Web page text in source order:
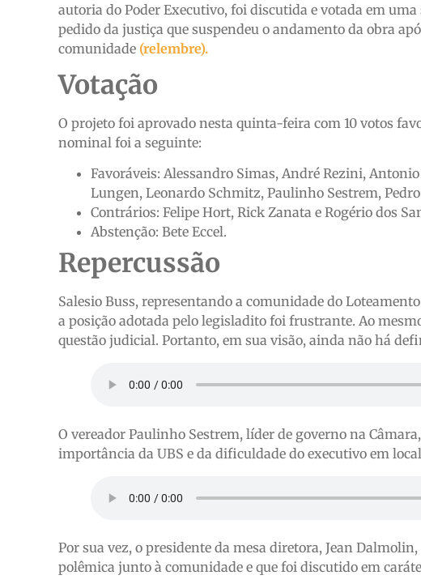
autoria do Poder Executivo, foi discutida e votada em uma
pedido da justiça que suspendeu o andamento da obra
comunidade (relembre).
Votação
O projeto foi aprovado nesta quinta-feira com 10 votos
nominal foi a seguinte:
Favoráveis: Alessandro Simas, André Rezini,
Lungen, Leonardo Schmitz, Paulinho Sestrem,
Contrários: Felipe Hort, Rick Zanata e Rogério dos
Abstenção: Bete Eccel.
Repercussão
Salesio Buss, representando a comunidade do
a posição adotada pelo legisladito foi frustrante. Ao
questão judicial. Portanto, em sua visão, ainda não há
O vereador Paulinho Sestrem, líder de governo na
importância da UBS e da dificuldade do executivo em
Por sua vez, o presidente da mesa diretora, Jean
polêmica junto à comunidade e que foi discutido em